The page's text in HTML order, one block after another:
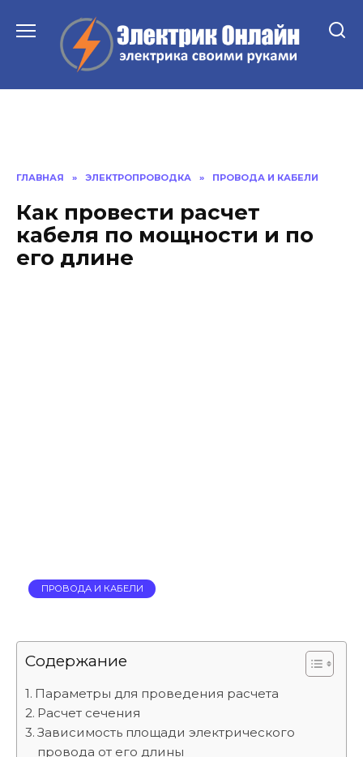
содержанию
ГЛАВНАЯ » ЭЛЕКТРОПРОВОДКА » ПРОВОДА И КАБЕЛИ
Как провести расчет
кабеля по мощности и по
его длине
ПРОВОДА И КАБЕЛИ
Содержание
Параметры для проведения расчета
Расчет сечения
Зависимость площади электрического
провода от его длины